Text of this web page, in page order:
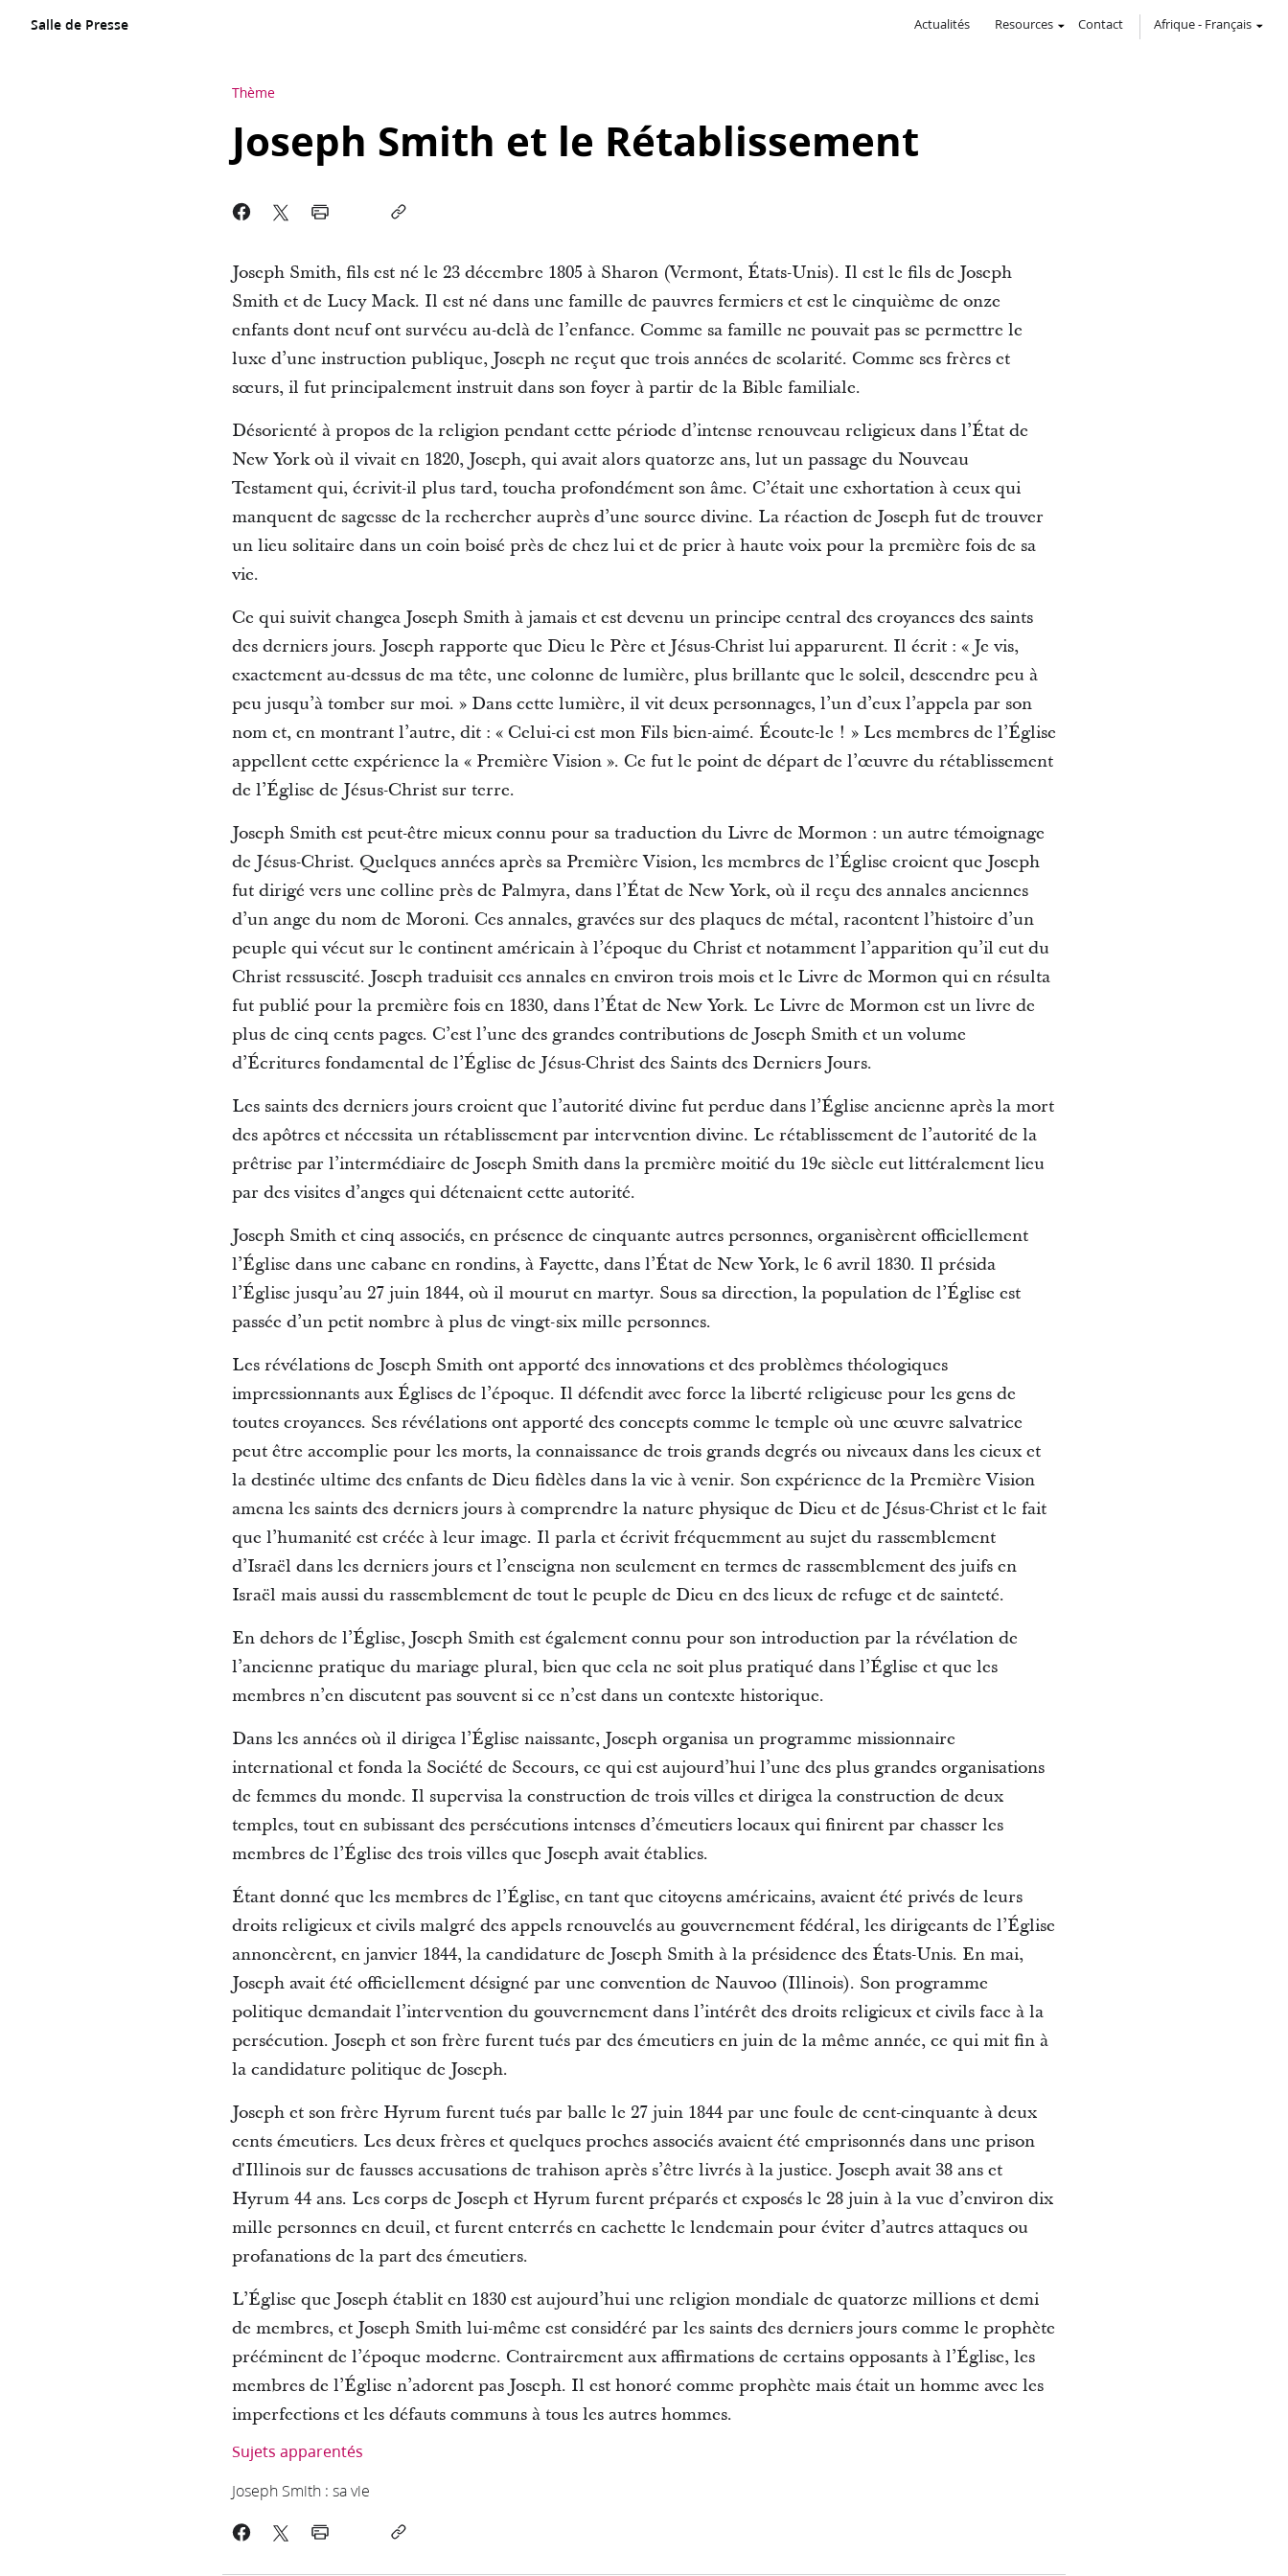
Salle de Presse Actualités Resources Contact Afrique- Français
Thème
Joseph Smith et le Rétablissement
Joseph Smith, fils est né le 23 décembre 1805 à Sharon (Vermont, États-Unis). Il est le fils de Joseph
Smith et de Lucy Mack. Il est né dans une famille de pauvres fermiers et est le cinquième de onze
enfants dont neuf ont survécu au-delà de l’enfance. Comme sa famille ne pouvait pas se permettre le
luxe d’une instruction publique, Joseph ne reçut que trois années de scolarité. Comme ses frères et
sœurs, il fut principalement instruit dans son foyer à partir de la Bible familiale.
Désorienté à propos de la religion pendant cette période d’intense renouveau religieux dans l’État de
New York où il vivait en 1820, Joseph, qui avait alors quatorze ans, lut un passage du Nouveau
Testament qui, écrivit-il plus tard, toucha profondément son âme. C’était une exhortation à ceux qui
manquent de sagesse de la rechercher auprès d’une source divine. La réaction de Joseph fut de trouver
un lieu solitaire dans un coin boisé près de chez lui et de prier à haute voix pour la première fois de sa
vie.
Ce qui suivit changea Joseph Smith à jamais et est devenu un principe central des croyances des saints
des derniers jours. Joseph rapporte que Dieu le Père et Jésus-Christ lui apparurent. Il écrit : « Je vis,
exactement au-dessus de ma tête, une colonne de lumière, plus brillante que le soleil, descendre peu à
peu jusqu’à tomber sur moi. » Dans cette lumière, il vit deux personnages, l’un d’eux l’appela par son
nom et, en montrant l’autre, dit : « Celui-ci est mon Fils bien-aimé. Écoute-le ! » Les membres de l’Église
appellent cette expérience la « Première Vision ». Ce fut le point de départ de l’œuvre du rétablissement
de l’Église de Jésus-Christ sur terre.
Joseph Smith est peut-être mieux connu pour sa traduction du Livre de Mormon : un autre témoignage
de Jésus-Christ. Quelques années après sa Première Vision, les membres de l’Église croient que Joseph
fut dirigé vers une colline près de Palmyra, dans l’État de New York, où il reçu des annales anciennes
d’un ange du nom de Moroni. Ces annales, gravées sur des plaques de métal, racontent l’histoire d’un
peuple qui vécut sur le continent américain à l’époque du Christ et notamment l’apparition qu’il eut du
Christ ressuscité. Joseph traduisit ces annales en environ trois mois et le Livre de Mormon qui en résulta
fut publié pour la première fois en 1830, dans l’État de New York. Le Livre de Mormon est un livre de
plus de cinq cents pages. C’est l’une des grandes contributions de Joseph Smith et un volume
d’Écritures fondamental de l’Église de Jésus-Christ des Saints des Derniers Jours.
Les saints des derniers jours croient que l’autorité divine fut perdue dans l’Église ancienne après la mort
des apôtres et nécessita un rétablissement par intervention divine. Le rétablissement de l’autorité de la
prêtrise par l’intermédiaire de Joseph Smith dans la première moitié du 19e siècle eut littéralement lieu
par des visites d’anges qui détenaient cette autorité.
Joseph Smith et cinq associés, en présence de cinquante autres personnes, organisèrent officiellement
l’Église dans une cabane en rondins, à Fayette, dans l’État de New York, le 6 avril 1830. Il présida
l’Église jusqu’au 27 juin 1844, où il mourut en martyr. Sous sa direction, la population de l’Église est
passée d’un petit nombre à plus de vingt-six mille personnes.
Les révélations de Joseph Smith ont apporté des innovations et des problèmes théologiques
impressionnants aux Églises de l’époque. Il défendit avec force la liberté religieuse pour les gens de
toutes croyances. Ses révélations ont apporté des concepts comme le temple où une œuvre salvatrice
peut être accomplie pour les morts, la connaissance de trois grands degrés ou niveaux dans les cieux et
la destinée ultime des enfants de Dieu fidèles dans la vie à venir. Son expérience de la Première Vision
amena les saints des derniers jours à comprendre la nature physique de Dieu et de Jésus-Christ et le fait
que l’humanité est créée à leur image. Il parla et écrivit fréquemment au sujet du rassemblement
d’Israël dans les derniers jours et l’enseigna non seulement en termes de rassemblement des juifs en
Israël mais aussi du rassemblement de tout le peuple de Dieu en des lieux de refuge et de sainteté.
En dehors de l’Église, Joseph Smith est également connu pour son introduction par la révélation de
l’ancienne pratique du mariage plural, bien que cela ne soit plus pratiqué dans l’Église et que les
membres n’en discutent pas souvent si ce n’est dans un contexte historique.
Dans les années où il dirigea l’Église naissante, Joseph organisa un programme missionnaire
international et fonda la Société de Secours, ce qui est aujourd’hui l’une des plus grandes organisations
de femmes du monde. Il supervisa la construction de trois villes et dirigea la construction de deux
temples, tout en subissant des persécutions intenses d’émeutiers locaux qui finirent par chasser les
membres de l’Église des trois villes que Joseph avait établies.
Étant donné que les membres de l’Église, en tant que citoyens américains, avaient été privés de leurs
droits religieux et civils malgré des appels renouvelés au gouvernement fédéral, les dirigeants de l’Église
annoncèrent, en janvier 1844, la candidature de Joseph Smith à la présidence des États-Unis. En mai,
Joseph avait été officiellement désigné par une convention de Nauvoo (Illinois). Son programme
politique demandait l’intervention du gouvernement dans l’intérêt des droits religieux et civils face à la
persécution. Joseph et son frère furent tués par des émeutiers en juin de la même année, ce qui mit fin à
la candidature politique de Joseph.
Joseph et son frère Hyrum furent tués par balle le 27 juin 1844 par une foule de cent-cinquante à deux
cents émeutiers. Les deux frères et quelques proches associés avaient été emprisonnés dans une prison
d'Illinois sur de fausses accusations de trahison après s’être livrés à la justice. Joseph avait 38 ans et
Hyrum 44 ans. Les corps de Joseph et Hyrum furent préparés et exposés le 28 juin à la vue d’environ dix
mille personnes en deuil, et furent enterrés en cachette le lendemain pour éviter d’autres attaques ou
profanations de la part des émeutiers.
L’Église que Joseph établit en 1830 est aujourd’hui une religion mondiale de quatorze millions et demi
de membres, et Joseph Smith lui-même est considéré par les saints des derniers jours comme le prophète
prééminent de l’époque moderne. Contrairement aux affirmations de certains opposants à l’Église, les
membres de l’Église n’adorent pas Joseph. Il est honoré comme prophète mais était un homme avec les
imperfections et les défauts communs à tous les autres hommes.
Sujets apparentés
Joseph Smith : sa vie